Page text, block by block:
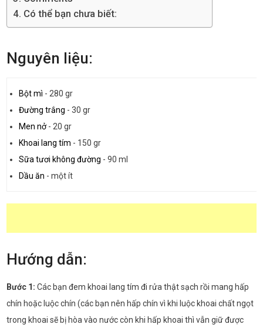
Có thể bạn chưa biết:
Nguyên liệu:
Bột mì - 280 gr
Đường trắng -30 gr
Men nở- 20 gr
Khoai lang tím - 150 gr
Sữa tươi không đường -90 ml
Dầu ăn -một ít
Hướng dẫn:
Bước 1: Các bạn đem khoai lang tím đi rửa thật sạch rồi mang hấp
chín hoặc luộc chín (các bạn nên hấp chín vì khi luộc khoai chất ngọt
trong khoai sẽ bị hòa vào nước còn khi hấp khoai thì vẫn giữ được